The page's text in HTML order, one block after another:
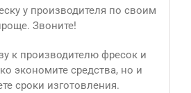
у производителя по своим
Звоните!
к производителю фресок и
экономите средства, но и
сроки изготовления.